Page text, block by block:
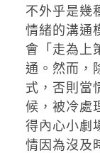
不外乎是幾
情緒的溝通
會「走為上
通。然而，
式，否則當
候，被冷處
得內心小劇
情因為沒及